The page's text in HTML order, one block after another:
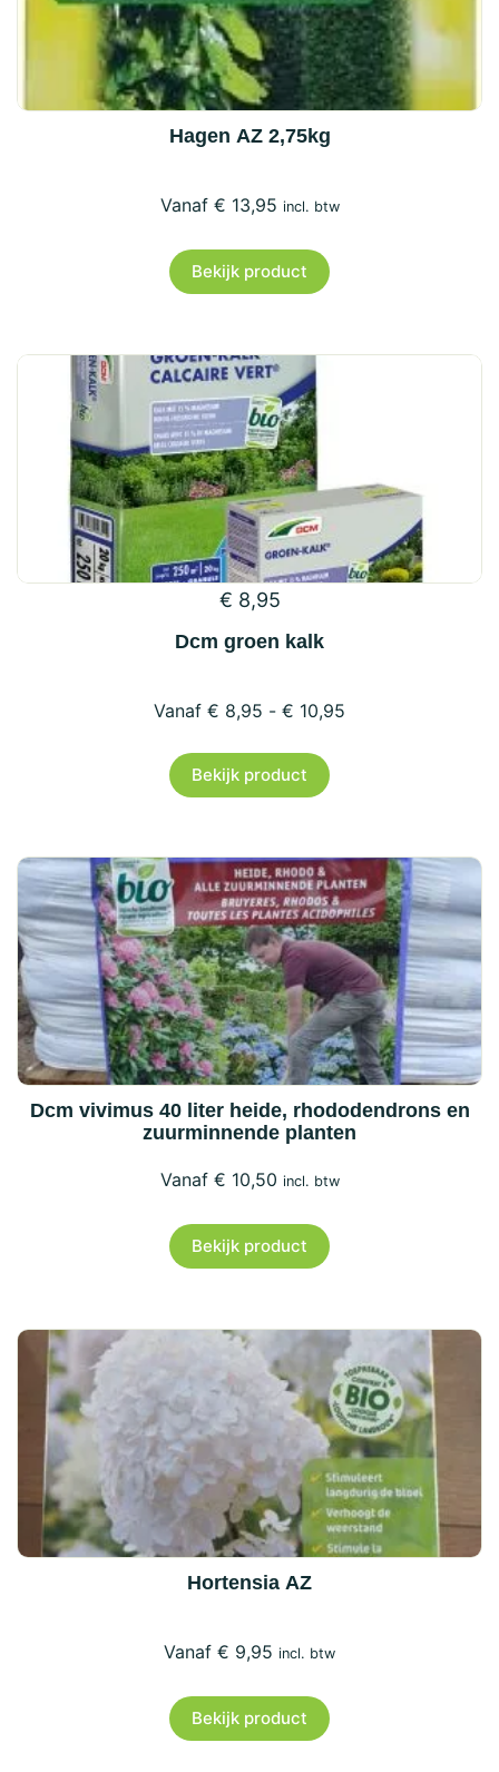
Hagen AZ 2,75kg
€ 13,95 incl. btw
Bekijk product
€ 8,95
Dcm groen kalk
€ 8,95 - € 10,95
Bekijk product
product
variaties.
Deze
optie
kan
gekozen
worden
op
de
productpagina
Dcm vivimus 40 liter heide, rhododendrons en
zuurminnende planten
€ 10,50 incl. btw
Bekijk product
Hortensia AZ
€ 9,95 incl. btw
Bekijk product